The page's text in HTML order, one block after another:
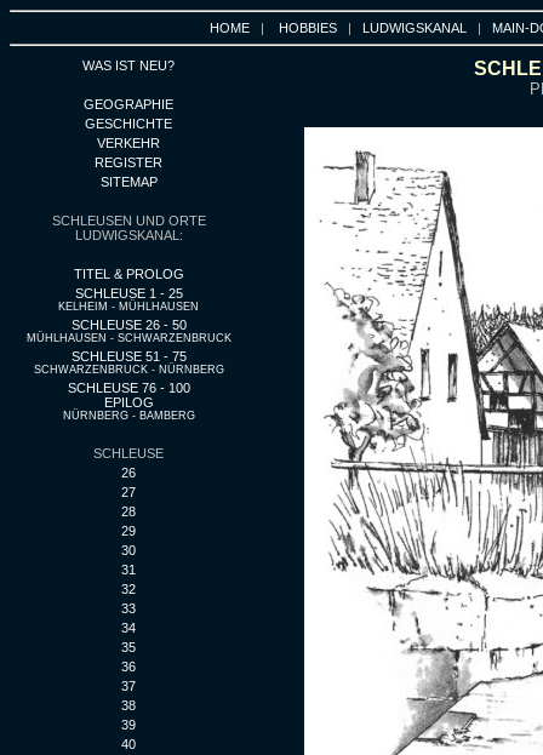
HOME | HOBBIES | LUDWIGSKANAL | MAIN-
WAS IST NEU?
GEOGRAPHIE
GESCHICHTE
VERKEHR
REGISTER
SITEMAP
SCHLEUSEN UND ORTE
LUDWIGSKANAL:
TITEL & PROLOG
SCHLEUSE 1 - 25
KELHEIM - MÜHLHAUSEN
SCHLEUSE 26 - 50
MÜHLHAUSEN - SCHWARZENBRUCK
SCHLEUSE 51 - 75
SCHWARZENBRUCK - NÜRNBERG
SCHLEUSE 76 - 100
EPILOG
NÜRNBERG - BAMBERG
SCHLEUSE
26
27
28
29
30
31
32
33
34
35
36
37
38
39
40